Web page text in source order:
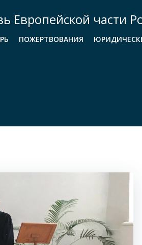
Европейской части
ПОЖЕРТВОВАНИЯ